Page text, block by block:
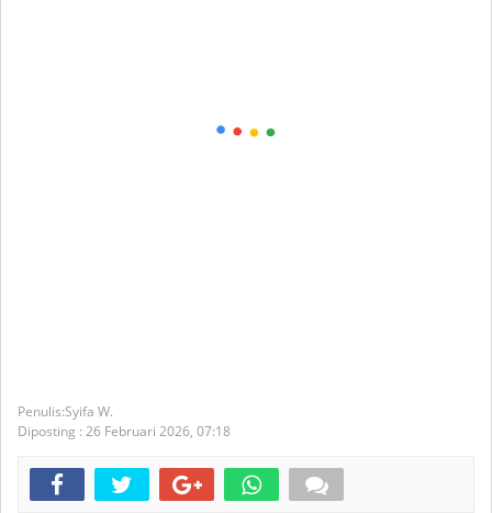
Syifa W.
Diposting : 26 Februari 2026, 07:18